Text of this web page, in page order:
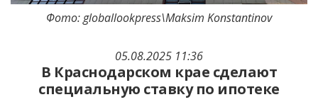
05.08.2025 11:36
В Краснодарском крае сделают
специальную ставку по ипотеке
Фото: globallookpress\Maksim Konstantinov